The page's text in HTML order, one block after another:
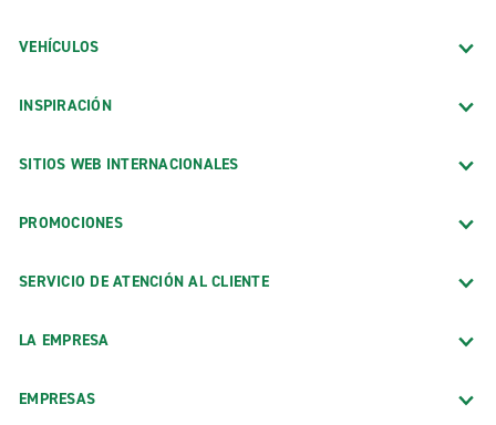
VEHÍCULOS
INSPIRACIÓN
SITIOS WEB INTERNACIONALES
PROMOCIONES
SERVICIO DE ATENCIÓN AL CLIENTE
LA EMPRESA
EMPRESAS